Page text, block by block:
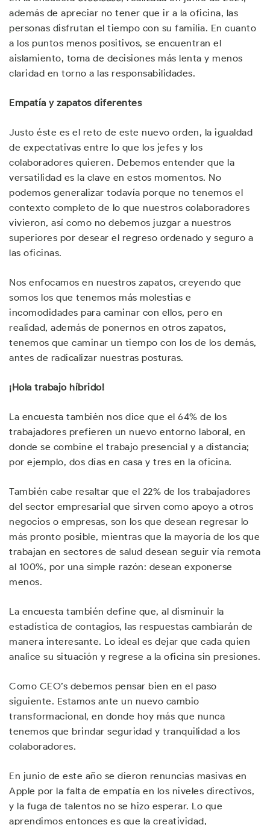
además de apreciar no tener que ir a la oficina, las
personas disfrutan el tiempo con su familia. En cuanto
a los puntos menos positivos, se encuentran el
aislamiento, toma de decisiones más lenta y menos
claridad en torno a las responsabilidades.
Empatía y zapatos diferentes
Justo éste es el reto de este nuevo orden, la igualdad
de expectativas entre lo que los jefes y los
colaboradores quieren. Debemos entender que la
versatilidad es la clave en estos momentos. No
podemos generalizar todavía porque no tenemos el
contexto completo de lo que nuestros colaboradores
vivieron, así como no debemos juzgar a nuestros
superiores por desear el regreso ordenado y seguro a
las oficinas.
Nos enfocamos en nuestros zapatos, creyendo que
somos los que tenemos más molestias e
incomodidades para caminar con ellos, pero en
realidad, además de ponernos en otros zapatos,
tenemos que caminar un tiempo con los de los demás,
antes de radicalizar nuestras posturas.
¡Hola trabajo híbrido!
La encuesta también nos dice que el 64% de los
trabajadores prefieren un nuevo entorno laboral, en
donde se combine el trabajo presencial y a distancia;
por ejemplo, dos días en casa y tres en la oficina.
También cabe resaltar que el 22% de los trabajadores
del sector empresarial que sirven como apoyo a otros
negocios o empresas, son los que desean regresar lo
más pronto posible, mientras que la mayoría de los que
trabajan en sectores de salud desean seguir vía remota
al 100%, por una simple razón: desean exponerse
menos.
La encuesta también define que, al disminuir la
estadística de contagios, las respuestas cambiarán de
manera interesante. Lo ideal es dejar que cada quien
analice su situación y regrese a la oficina sin presiones.
Como CEO’s debemos pensar bien en el paso
siguiente. Estamos ante un nuevo cambio
transformacional, en donde hoy más que nunca
tenemos que brindar seguridad y tranquilidad a los
colaboradores.
En junio de este año se dieron renuncias masivas en
Apple por la falta de empatía en los niveles directivos,
y la fuga de talentos no se hizo esperar. Lo que
aprendimos entonces es que la creatividad,